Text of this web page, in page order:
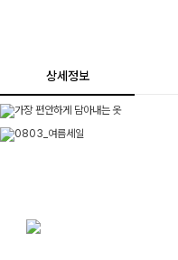
상세정보